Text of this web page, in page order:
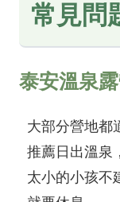
常見問
泰安溫泉
大部分營地都
推薦日出溫泉
太小的小孩不